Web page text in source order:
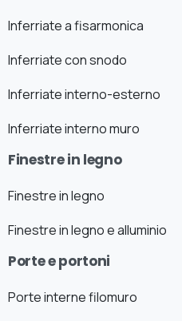
Inferriate a fisarmonica
Inferriate con snodo
Inferriate interno-esterno
Inferriate interno muro
Finestre in legno
Finestre in legno
Finestre in legno e alluminio
Porte e portoni
Porte interne filomuro